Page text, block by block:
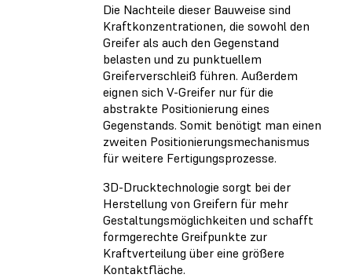
Die Nachteile dieser Bauweise sind
Kraftkonzentrationen, die sowohl den
Greifer als auch den Gegenstand
belasten und zu punktuellem
Greiferverschleiß führen. Außerdem
eignen sich V-Greifer nur für die
abstrakte Positionierung eines
Gegenstands. Somit benötigt man einen
zweiten Positionierungsmechanismus
für weitere Fertigungsprozesse.
3D-Drucktechnologie sorgt bei der
Herstellung von Greifern für mehr
Gestaltungsmöglichkeiten und schafft
formgerechte Greifpunkte zur
Kraftverteilung über eine größere
Kontaktfläche.